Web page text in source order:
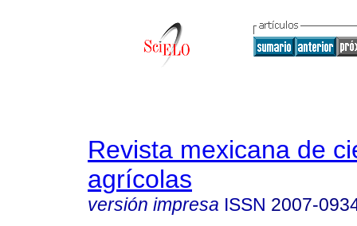
Revista mexicana de
agrícolas
versión impresa ISSN 2007-